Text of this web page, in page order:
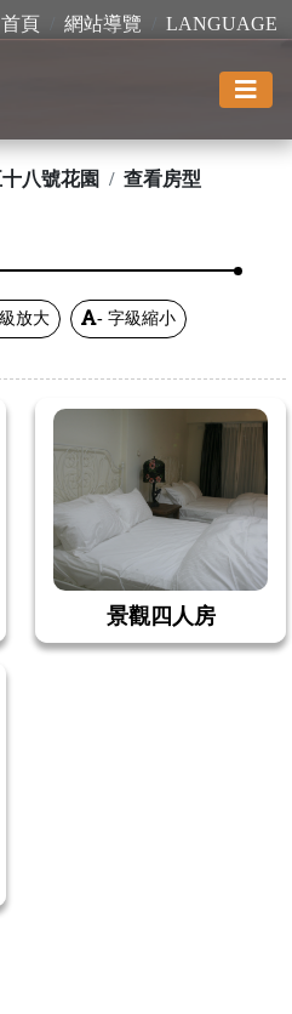
首頁 網站導覽 LANGUAGE
八號花園 查看房型
放大 - 字級縮小
景觀四人房